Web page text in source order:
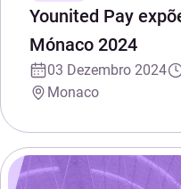
Younited Pay
Mónaco 2024
03 Dezembro 2024
Monaco